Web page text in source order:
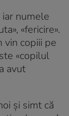
numele
«fericire».
vin copiii pe
«copilul
avut
și simt că